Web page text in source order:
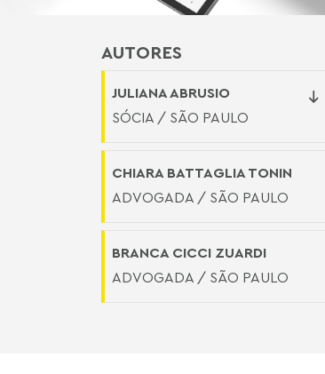
AUTORES
JULIANA ABRUSIO
SÓCIA / SÃO PAULO
CHIARA BATTAGLIA TONIN
ADVOGADA / SÃO PAULO
BRANCA CICCI ZUARDI
ADVOGADA / SÃO PAULO